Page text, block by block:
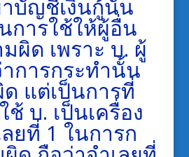
าบัญชีเงินกู้นั้น
การใช้ให้ผู้อื่น
ผิด เพราะ บ. ผู้
การกระทำนั้น
แต่เป็นการที่
ช้ บ. เป็นเครื่อง
ยที่ 1 ในการก